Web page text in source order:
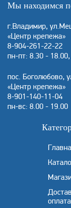
Мы находимся
г.Владимир,
«Центр крепежа»
8-904-261-22-22
пн-пт: 8.30 -
пос. Боголюбово,
«Центр крепежа»
8-901-140-11-04
пн-вс: 8.00 - 19.00
оплата